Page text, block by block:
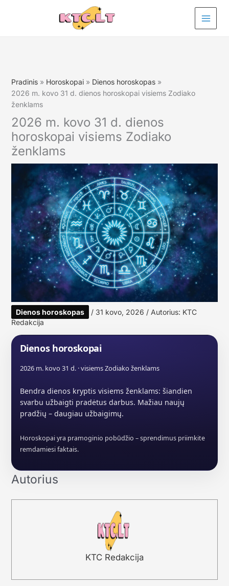
Pradinis Horoskopai
Dienos horoskopas
2026 m. kovo 31 d. dienos horoskopai visiems Zodiako
ženklams
2026 m. kovo 31 d. dienos
horoskopai visiems Zodiako
ženklams
Dienos horoskopas / 31 kovo, 2026 / Autorius: KTC
Redakcija
Dienos horoskopai
2026 m. kovo 31 d. · visiems Zodiako ženklams
Bendra dienos kryptis visiems ženklams: šiandien
svarbu užbaigti pradėtus darbus. Mažiau naujų
pradžių – daugiau užbaigimų.
Horoskopai yra pramoginio pobūdžio – sprendimus priimkite
remdamiesi faktais.
Autorius
KTC Redakcija